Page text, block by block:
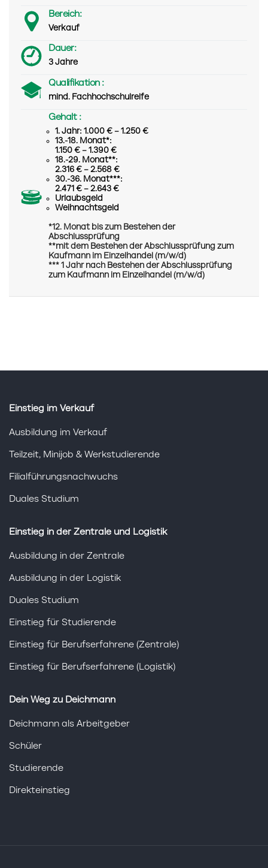
Bereich:
Verkauf
Dauer:
3 Jahre
Qualifikation :
mind. Fachhochschulreife
Gehalt :
1. Jahr: 1.000 € – 1.250 €
13.-18. Monat*:
1.150 € – 1.390 €
18.-29. Monat**:
2.316 € – 2.568 €
30.-36. Monat***:
2.471 € – 2.643 €
Urlaubsgeld
Weihnachtsgeld
*12. Monat bis zum Bestehen der
Abschlussprüfung
**mit dem Bestehen der Abschlussprüfung zum
Kaufmann im Einzelhandel (m/w/d)
*** 1 Jahr nach Bestehen der Abschlussprüfung
zum Kaufmann im Einzelhandel (m/w/d)
Einstieg im Verkauf
Ausbildung im Verkauf
Teilzeit, Minijob & Werkstudierende
Filialführungsnachwuchs
Duales Studium
Einstieg in der Zentrale und Logistik
Ausbildung in der Zentrale
Ausbildung in der Logistik
Duales Studium
Einstieg für Studierende
Einstieg für Berufserfahrene (Zentrale)
Einstieg für Berufserfahrene (Logistik)
Dein Weg zu Deichmann
Deichmann als Arbeitgeber
Schüler
Studierende
Direkteinstieg